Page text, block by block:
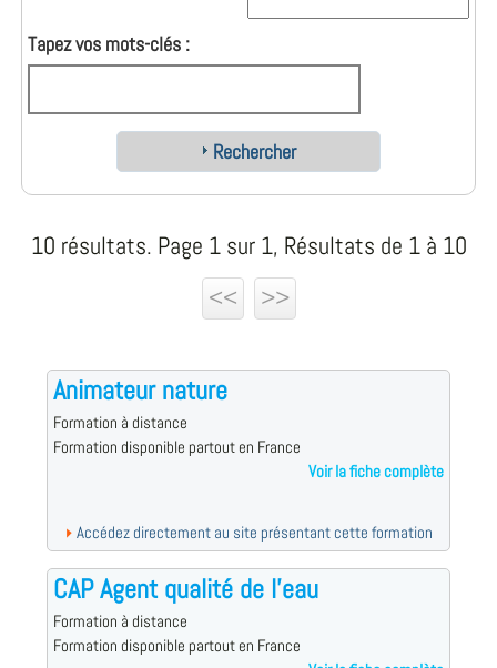
Tapez vos mots-clés :
Rechercher
10 résultats. Page 1 sur 1, Résultats de 1 à 10
<<
>>
Animateur nature
Formation à distance
Formation disponible partout en France
Voir la fiche complète
Accédez directement au site présentant cette formation
CAP Agent qualité de l'eau
Formation à distance
Formation disponible partout en France